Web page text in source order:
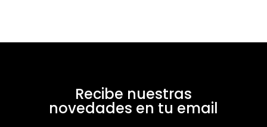
Recibe nuestras
novedades en tu email